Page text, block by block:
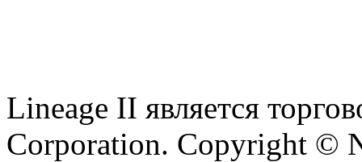
Lineage II является
Corporation. Copyright ©